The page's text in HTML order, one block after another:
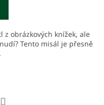
z obrázkových knížek, ale
Tento misál je přesně